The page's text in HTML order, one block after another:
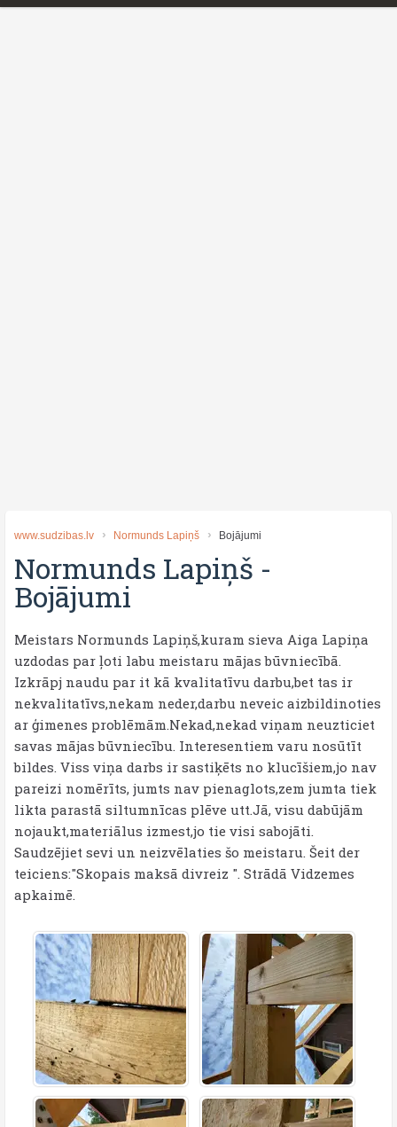
www.sudzibas.lv Normunds Lapiņš Bojājumi
Normunds Lapiņš -
Bojājumi
Meistars Normunds Lapiņš,kuram sieva Aiga Lapiņa
uzdodas par ļoti labu meistaru mājas būvniecībā.
Izkrāpj naudu par it kā kvalitatīvu darbu,bet tas ir
nekvalitatīvs,nekam neder,darbu neveic aizbildinoties
ar ģimenes problēmām.Nekad,nekad viņam neuzticiet
savas mājas būvniecību. Interesentiem varu nosūtīt
bildes. Viss viņa darbs ir sastiķēts no klucīšiem,jo nav
pareizi nomērīts, jumts nav pienaglots,zem jumta tiek
likta parastā siltumnīcas plēve utt.Jā, visu dabūjām
nojaukt,materiālus izmest,jo tie visi sabojāti.
Saudzējiet sevi un neizvēlaties šo meistaru. Šeit der
teiciens:"Skopais maksā divreiz ". Strādā Vidzemes
apkaimē.